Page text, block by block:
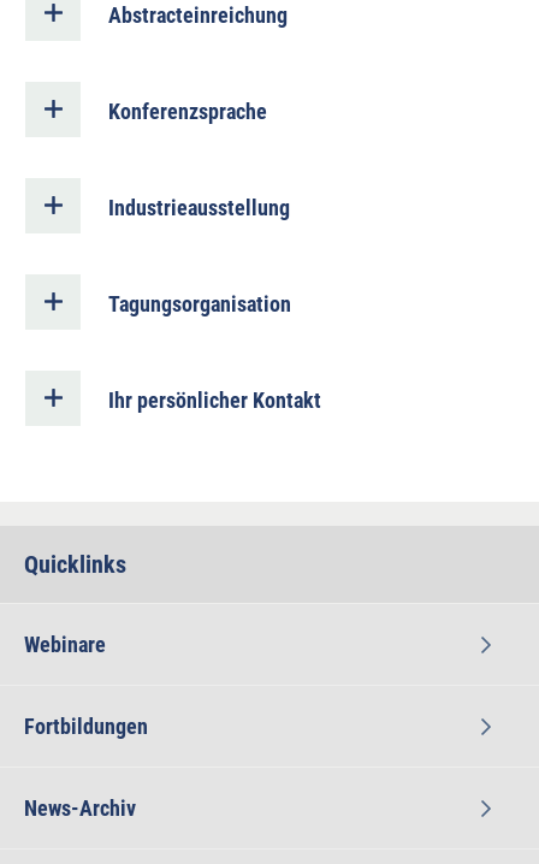
Abstracteinreichung
Konferenzsprache
Industrieausstellung
Tagungsorganisation
Ihr persönlicher Kontakt
Quicklinks
Webinare
Fortbildungen
News-Archiv